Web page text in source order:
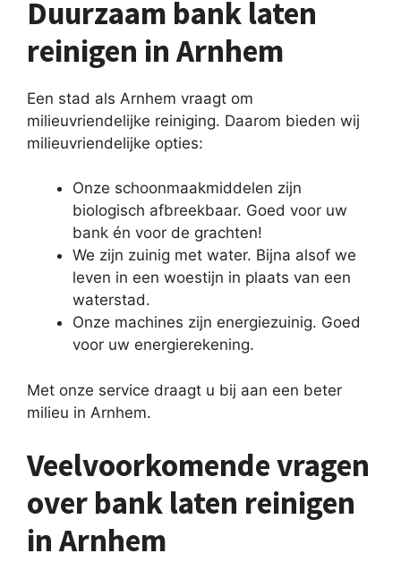
Duurzaam bank laten
reinigen in Arnhem
Een stad als Arnhem vraagt om
milieuvriendelijke reiniging. Daarom bieden wij
milieuvriendelijke opties:
Onze schoonmaakmiddelen zijn
biologisch afbreekbaar. Goed voor uw
bank én voor de grachten!
We zijn zuinig met water. Bijna alsof we
leven in een woestijn in plaats van een
waterstad.
Onze machines zijn energiezuinig. Goed
voor uw energierekening.
Met onze service draagt u bij aan een beter
milieu in Arnhem.
Veelvoorkomende vragen
over bank laten reinigen
in Arnhem